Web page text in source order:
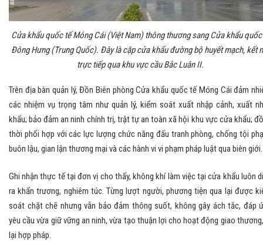
Cửa khẩu quốc tế Móng Cái (Việt Nam) thông thương sang Cửa khẩu
Đông Hưng (Trung Quốc). Đây là cặp cửa khẩu đường bộ huyết mạch, kết
trực tiếp qua khu vực cầu Bắc Luân II.
Trên địa bàn quản lý, Đồn Biên phòng Cửa khẩu quốc tế Móng Cái đảm
các nhiệm vụ trọng tâm như quản lý, kiểm soát xuất nhập cảnh, xuất
khẩu; bảo đảm an ninh chính trị, trật tự an toàn xã hội khu vực cửa khẩu;
thời phối hợp với các lực lượng chức năng đấu tranh phòng, chống tội
buôn lậu, gian lận thương mại và các hành vi vi phạm pháp luật qua biên giới.
Ghi nhận thực tế tại đơn vị cho thấy, không khí làm việc tại cửa khẩu luôn
ra khẩn trương, nghiêm túc. Từng lượt người, phương tiện qua lại được
soát chặt chẽ nhưng vẫn bảo đảm thông suốt, không gây ách tắc, đáp
yêu cầu vừa giữ vững an ninh, vừa tạo thuận lợi cho hoạt động giao
lại hợp pháp.